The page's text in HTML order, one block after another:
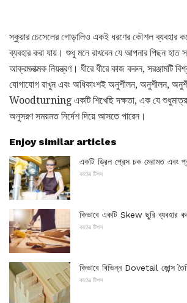
স্কুয়ার চেসেলের গোড়ালিও একই ধরণের কৌশল ব্যবহার
ব্যবহার করা যায়। শুধু মনে রাখবেন যে আপনার পিছন হাত
আক্রমনাত্মক নিয়ন্ত্রণ। ধীরে ধীরে কাজ করুন, সরঞ্জামটি
যোগাযোগ রাখুন এবং অধিকাংশই অনুশীলন, অনুশীলন,
Woodturning একটি শিখেছি দক্ষতা, এক যে শুধুমাত্র
অনুসরণ সময়মত নির্দেশ দিয়ে আসতে পারেন।
Enjoy similar articles
একটি ড্রিল প্রেস চক মেরামত এবং
কাঠের টিপস
কিভাবে একটি Skew ছুরি ব্যবহার
কাঠের টিপস
কিভাবে বিভিন্ন Dovetail জোন্স
কাঠের টিপস